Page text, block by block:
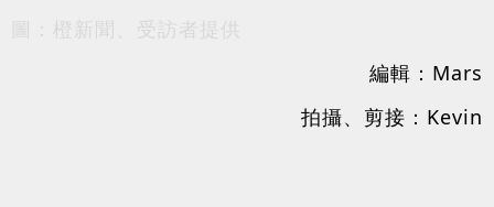
編輯：Mars
拍攝、剪接：Kevin